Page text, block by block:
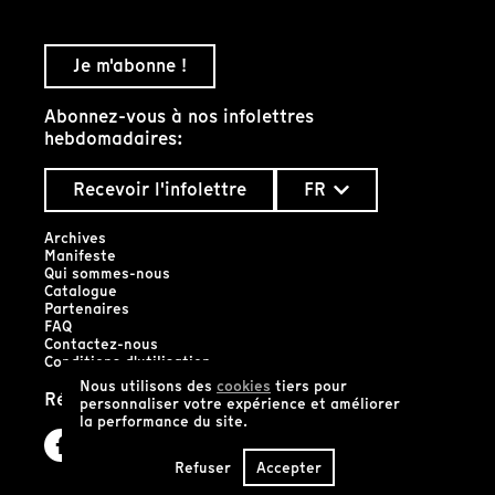
Nous utilisons des cookies tiers pour
personnaliser votre expérience et améliorer
la performance du site.
Refuser Accepter
Je m'abonne !
Abonnez-vous à nos infolettres
hebdomadaires:
Recevoir l'infolettre
FR
Archives
Manifeste
Qui sommes-nous
Catalogue
Partenaires
FAQ
Contactez-nous
Conditions d'utilisation
Réseaux sociaux